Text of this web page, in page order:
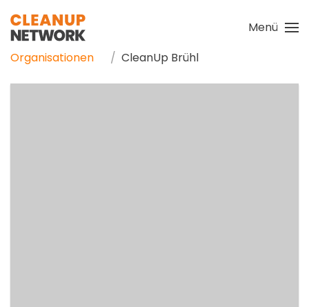
Zum Hauptinhalt springen
Menü
Organisationen
CleanUp Brühl